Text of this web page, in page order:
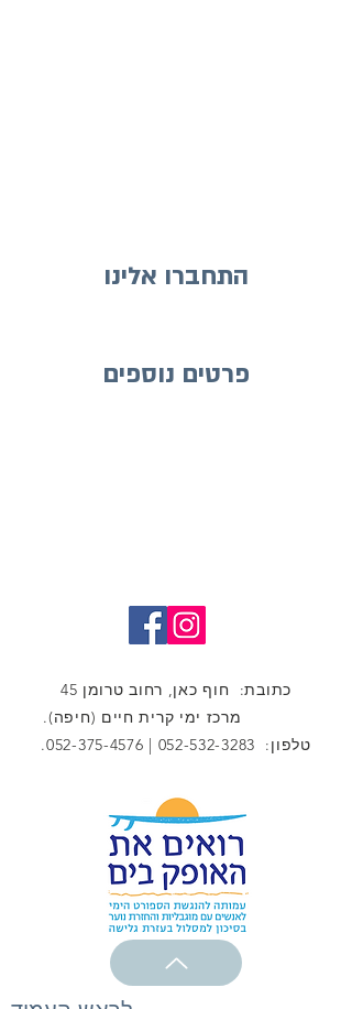
התחברו אלינו
פרטים נוספים
כתובת: חוף כאן, רחוב טרומן 45
מרכז ימי קרית חיים (חיפה).
טלפון: 052-532-3283
|
052-375-4576
.